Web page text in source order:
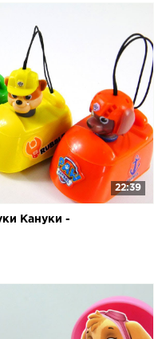
22:39
Кануки -